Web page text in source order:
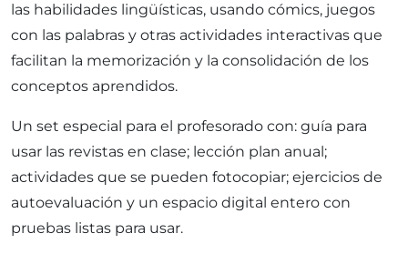
las habilidades lingüísticas, usando cómics, juegos
con las palabras y otras actividades interactivas que
facilitan la memorización y la consolidación de los
conceptos aprendidos.
Un set especial para el profesorado con: guía para
usar las revistas en clase; lección plan anual;
actividades que se pueden fotocopiar; ejercicios de
autoevaluación y un espacio digital entero con
pruebas listas para usar.